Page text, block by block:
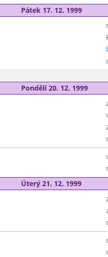
Pátek 17. 12. 1999
Pondělí 20. 12. 1999
Úterý 21. 12. 1999